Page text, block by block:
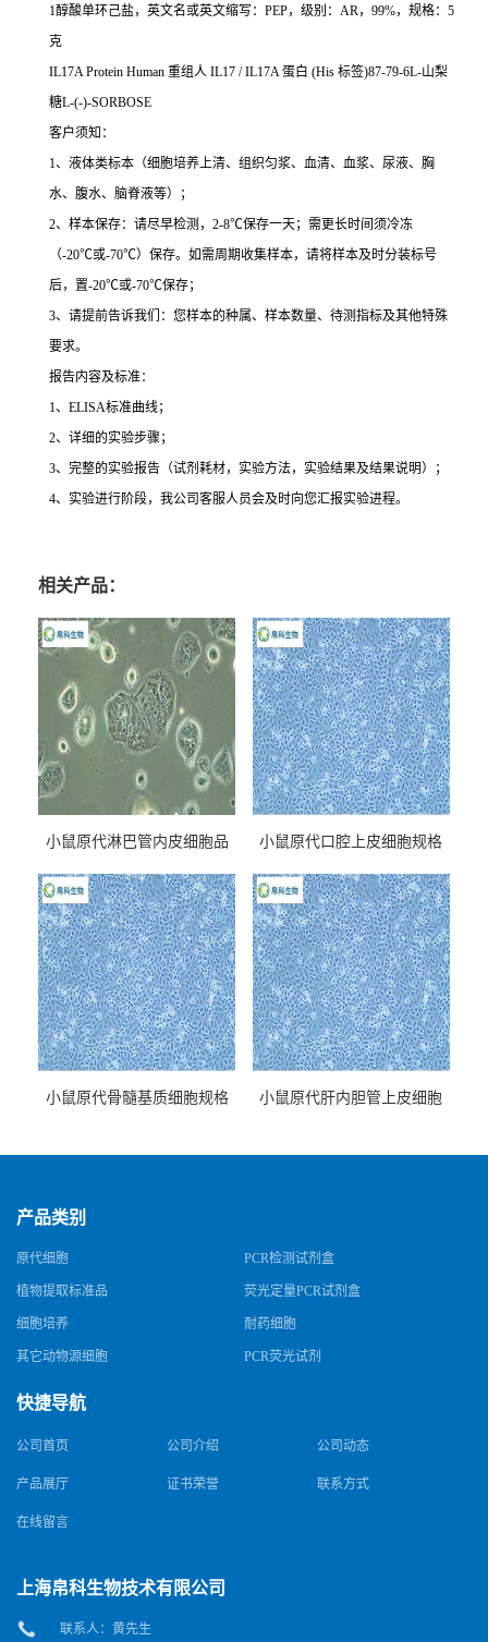
1醇酸单环己盐，英文名或英文缩写： PEP，级别： AR， 99%，规格： 5
克
IL17A Protein Human 重组人 IL17 / IL17A蛋白 (His 标签)87-79-6L-山梨
糖L-(-)-SORBOSE
客户须知：
1、液体类标本（细胞培养上清、组织匀浆、血清、血浆、尿液、胸
水、腹水、脑脊液等）；
2、样本保存：请尽早检测， 2-8℃保存一天；需更长时间须冷冻
（-20℃或-70℃）保存。如需周期收集样本，请将样本及时分装标号
后，置-20℃或-70℃保存；
3、请提前告诉我们：您样本的种属、样本数量、待测指标及其他特殊
要求。
报告内容及标准：
1、 ELISA标准曲线；
2、详细的实验步骤；
3、完整的实验报告（试剂耗材，实验方法，实验结果及结果说明）；
4、实验进行阶段，我公司客服人员会及时向您汇报实验进程。
相关产品：
小鼠原代淋巴管内皮细胞品
小鼠原代口腔上皮细胞规格
小鼠原代骨髓基质细胞规格
小鼠原代肝内胆管上皮细胞
产品类别
原代细胞 PCR检测试剂盒
植物提取标准品 荧光定量PCR试剂盒
细胞培养 耐药细胞
其它动物源细胞 PCR荧光试剂
快捷导航
公司首页 公司介绍 公司动态
产品展厅 证书荣誉 联系方式
在线留言
上海帛科生物技术有限公司
联系人：黄先生